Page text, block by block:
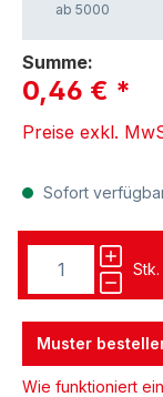
ab 5000
Summe:
0,46 € *
Preise exkl.
Sofort
Stk.
Muster
Wie funktioniert